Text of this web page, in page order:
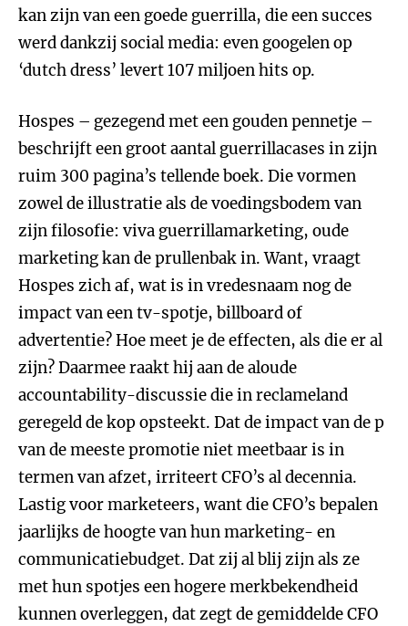
kan zijn van een goede guerrilla, die een succes
werd dankzij social media: even googelen op
‘dutch dress’ levert 107 miljoen hits op.
Hospes – gezegend met een gouden pennetje –
beschrijft een groot aantal guerrillacases in zijn
ruim 300 pagina’s tellende boek. Die vormen
zowel de illustratie als de voedingsbodem van
zijn filosofie: viva guerrillamarketing, oude
marketing kan de prullenbak in. Want, vraagt
Hospes zich af, wat is in vredesnaam nog de
impact van een tv-spotje, billboard of
advertentie? Hoe meet je de effecten, als die er al
zijn? Daarmee raakt hij aan de aloude
accountability-discussie die in reclameland
geregeld de kop opsteekt. Dat de impact van de p
van de meeste promotie niet meetbaar is in
termen van afzet, irriteert CFO’s al decennia.
Lastig voor marketeers, want die CFO’s bepalen
jaarlijks de hoogte van hun marketing- en
communicatiebudget. Dat zij al blij zijn als ze
met hun spotjes een hogere merkbekendheid
kunnen overleggen, dat zegt de gemiddelde CFO